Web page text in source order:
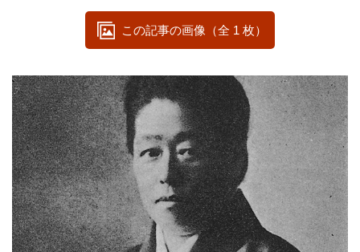
この記事の画像（全 1 枚）